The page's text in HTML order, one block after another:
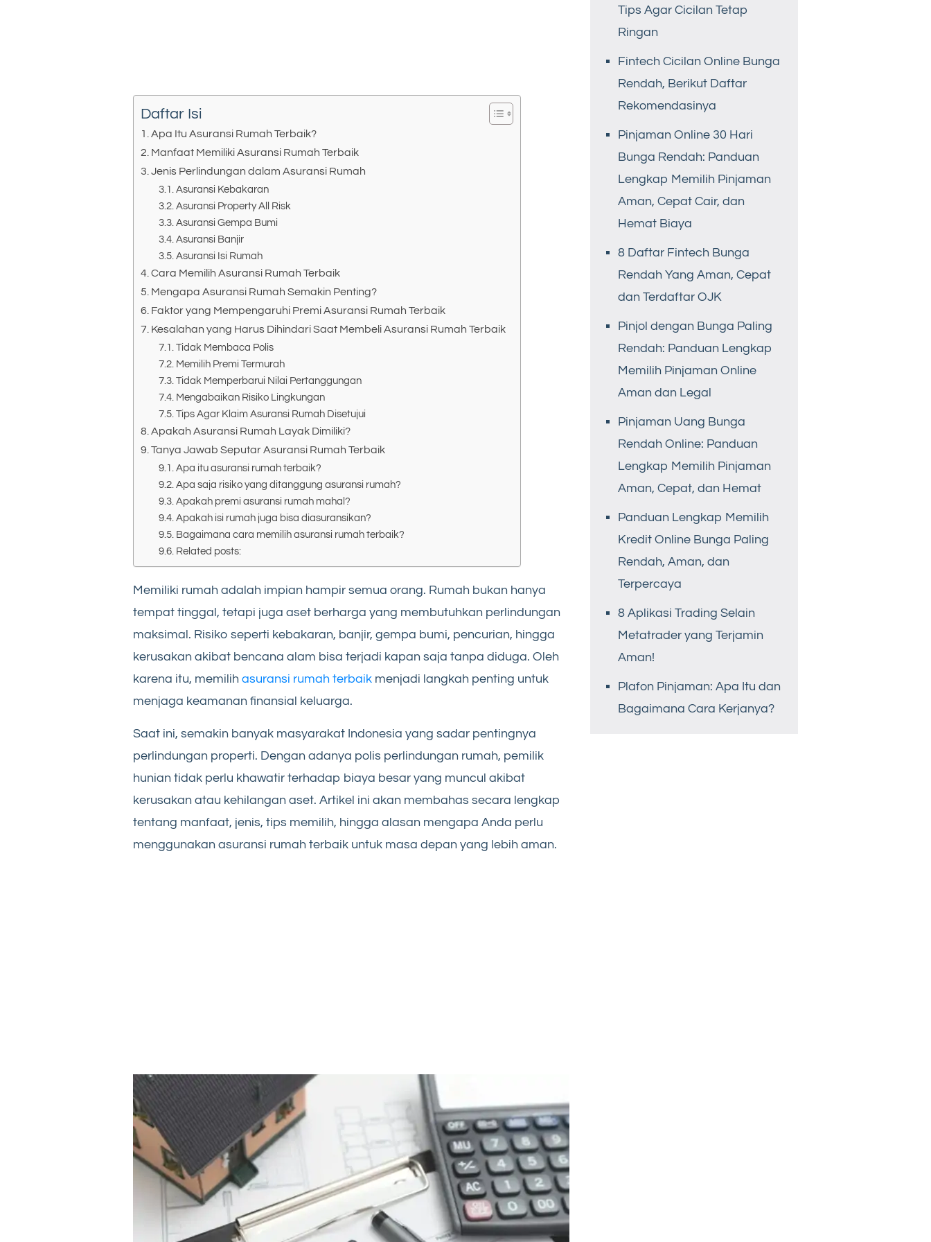
Daftar Isi
Apa Itu Asuransi Rumah Terbaik?
Manfaat Memiliki Asuransi Rumah Terbaik
Jenis Perlindungan dalam Asuransi Rumah
Asuransi Kebakaran
Asuransi Property All Risk
Asuransi Gempa Bumi
Asuransi Banjir
Asuransi Isi Rumah
Cara Memilih Asuransi Rumah Terbaik
Mengapa Asuransi Rumah Semakin Penting?
Faktor yang Mempengaruhi Premi Asuransi Rumah Terbaik
Kesalahan yang Harus Dihindari Saat Membeli Asuransi Rumah Terbaik
Tidak Membaca Polis
Memilih Premi Termurah
Tidak Memperbarui Nilai Pertanggungan
Mengabaikan Risiko Lingkungan
Tips Agar Klaim Asuransi Rumah Disetujui
Apakah Asuransi Rumah Layak Dimiliki?
Tanya Jawab Seputar Asuransi Rumah Terbaik
Apa itu asuransi rumah terbaik?
Apa saja risiko yang ditanggung asuransi rumah?
Apakah premi asuransi rumah mahal?
Apakah isi rumah juga bisa diasuransikan?
Bagaimana cara memilih asuransi rumah terbaik?
Related posts:
Memiliki rumah adalah impian hampir semua orang. Rumah bukan hanya
tempat tinggal, tetapi juga aset berharga yang membutuhkan perlindungan
maksimal. Risiko seperti kebakaran, banjir, gempa bumi, pencurian, hingga
kerusakan akibat bencana alam bisa terjadi kapan saja tanpa diduga. Oleh
karena itu, memilih asuransi rumah terbaik menjadi langkah penting untuk
menjaga keamanan finansial keluarga.
Saat ini, semakin banyak masyarakat Indonesia yang sadar pentingnya
perlindungan properti. Dengan adanya polis perlindungan rumah, pemilik
hunian tidak perlu khawatir terhadap biaya besar yang muncul akibat
kerusakan atau kehilangan aset. Artikel ini akan membahas secara lengkap
tentang manfaat, jenis, tips memilih, hingga alasan mengapa Anda perlu
menggunakan asuransi rumah terbaik untuk masa depan yang lebih aman.
Tips Agar Cicilan Tetap
Ringan
Fintech Cicilan Online Bunga
Rendah, Berikut Daftar
Rekomendasinya
Pinjaman Online 30 Hari
Bunga Rendah: Panduan
Lengkap Memilih Pinjaman
Aman, Cepat Cair, dan
Hemat Biaya
8 Daftar Fintech Bunga
Rendah Yang Aman, Cepat
dan Terdaftar OJK
Pinjol dengan Bunga Paling
Rendah: Panduan Lengkap
Memilih Pinjaman Online
Aman dan Legal
Pinjaman Uang Bunga
Rendah Online: Panduan
Lengkap Memilih Pinjaman
Aman, Cepat, dan Hemat
Panduan Lengkap Memilih
Kredit Online Bunga Paling
Rendah, Aman, dan
Terpercaya
8 Aplikasi Trading Selain
Metatrader yang Terjamin
Aman!
Plafon Pinjaman: Apa Itu dan
Bagaimana Cara Kerjanya?